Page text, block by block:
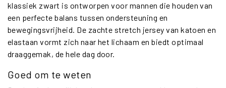
klassiek zwart is ontworpen voor mannen die houden van
een perfecte balans tussen ondersteuning en
bewegingsvrijheid. De zachte stretch jersey van katoen en
elastaan vormt zich naar het lichaam en biedt optimaal
draaggemak, de hele dag door.
Goed om te weten